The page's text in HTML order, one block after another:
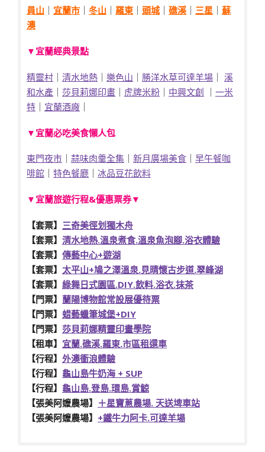
員山 宜蘭市 冬山 羅東 頭城｜ 礁溪 三星
蘇
澳
▼宜蘭經典景點
精靈村 ｜ 清水地熱 ｜ 樂色山 ｜ 勝洋水草可達羊場 ｜ 溪
和水產 ｜ 莎貝莉娜印畫 ｜ 虎牌米粉 ｜ 中興文創 ｜ 一米
特 ｜ 宜蘭酒廠 ｜
▼宜蘭必吃美食懶人包
東門夜市 蒜味肉羹全集 新月廣場美食
早午餐咖
啡館
特色餐廳 冰品豆花飲料
▼宜蘭旅遊行程&優惠票券▼
【套票】 三奇美徑划獨木舟
【套票】 清水地熱.溫泉煮食.溫泉魚泡腳.浴衣體驗
【套票】 傳藝中心+遊湖
【套票】 太平山+鳩之澤溫泉.見晴懷古步道.翠峰湖
【套票】 綠舞日式園區.DIY.飲料.浴衣.抹茶
【門票】 蘭陽博物館常設展優待票
【門票】 蜡藝蠟筆城堡+DIY
【門票】 莎貝莉娜精靈印畫學院
【租車】 宜蘭.礁溪.羅東.市區租還車
【行程】 外澳衝浪體驗
【行程】 龜山島牛奶海 + SUP
【行程】 龜山島.登島.環島.賞鯨
【張美阿嬤農場】 ＋星寶蔥農場. 天送埤車站
【張美阿嬤農場】 +鐵牛力阿卡.可達羊場